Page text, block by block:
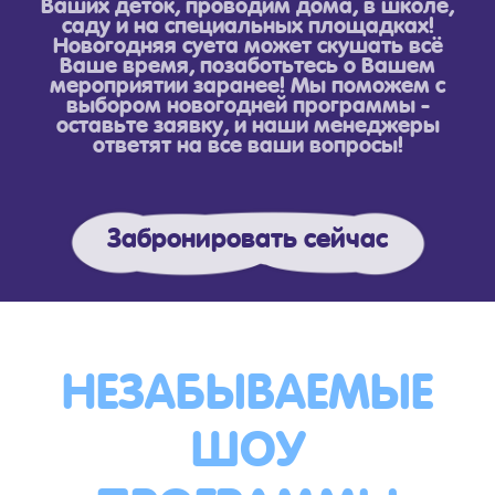
саду и на специальных площадках!
Новогодняя суета может скушать всё
Ваше время, позаботьтесь о Вашем
мероприятии заранее! Мы поможем с
выбором новогодней программы -
оставьте заявку, и наши менеджеры
ответят на все ваши вопросы!
Забронировать сейчас
НЕЗАБЫВАЕМЫЕ
ШОУ